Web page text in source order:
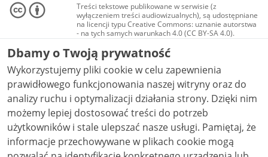
Treści tekstowe publikowane w serwisie (z
wyłączeniem treści audiowizualnych), są udostępniane
na licencji typu Creative Commons: uznanie autorstwa
- na tych samych warunkach 4.0 (CC BY-SA 4.0).
Materiały audiowizualne, w tym zdjęcia, materiały
audio i wideo, są udostępniane na licencji typu
Creative Commons: uznanie autorstwa użycie
niekomercyjne - bez utworów zależnych 4.0 (CC BY-
NC-ND 4.0), o ile nie jest to stwierdzone inaczej.
Dbamy o Twoją prywatność
Wykorzystujemy pliki cookie w celu zapewnienia
prawidłowego funkcjonowania naszej witryny oraz do
analizy ruchu i optymalizacji działania strony. Dzięki nim
możemy lepiej dostosować treści do potrzeb
użytkowników i stale ulepszać nasze usługi. Pamiętaj, że
informacje przechowywane w plikach cookie mogą